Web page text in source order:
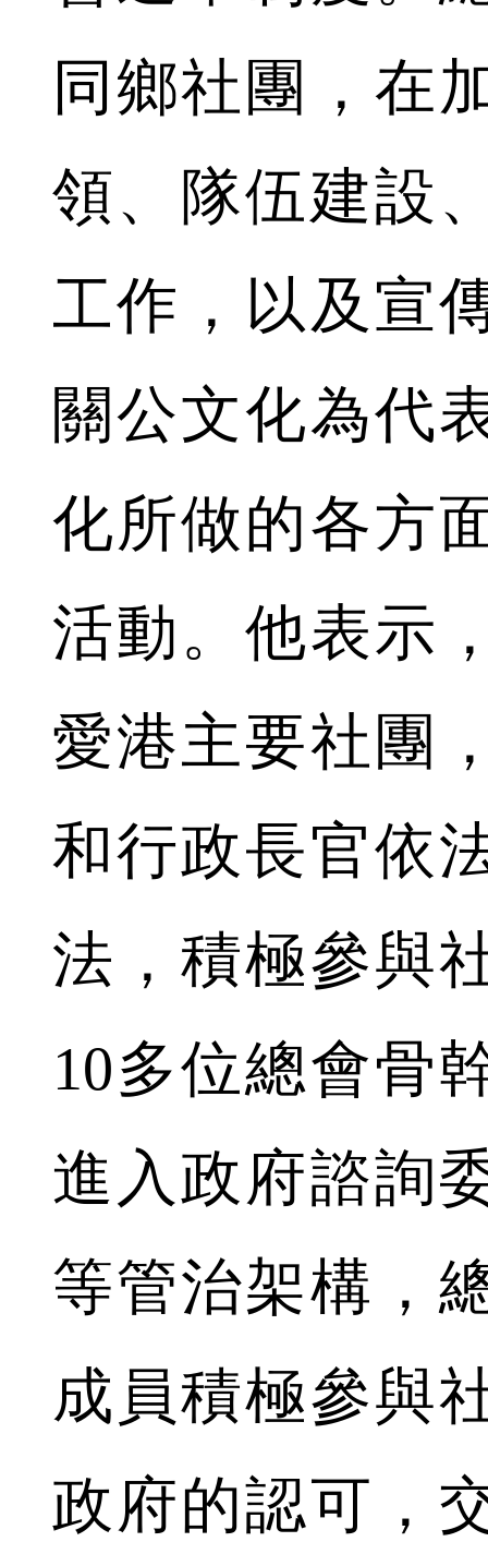
同鄉社團，在
領、隊伍建設
工作，以及宣
關公文化為代
化所做的各方
活動。他表示
愛港主要社團
和行政長官依
法，積極參與
10多位總會骨
進入政府諮詢
等管治架構，
成員積極參與
政府的認可，